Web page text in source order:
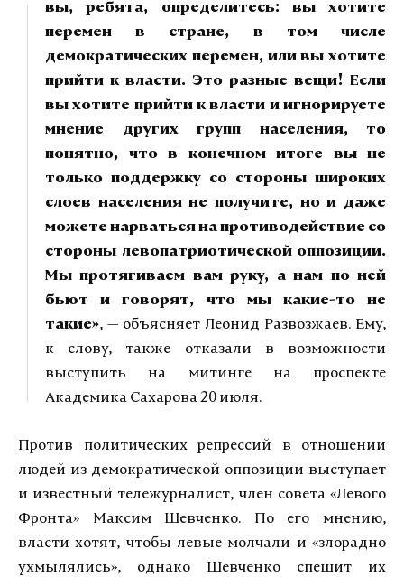
вы, ребята, определитесь: вы хотите
перемен в стране, в том числе
демократических перемен, или вы хотите
прийти к власти. Это разные вещи! Если
вы хотите прийти к власти и игнорируете
мнение других групп населения, то
понятно, что в конечном итоге вы не
только поддержку со стороны широких
слоев населения не получите, но и даже
можете нарваться на противодействие со
стороны левопатриотической оппозиции.
Мы протягиваем вам руку, а нам по ней
бьют и говорят, что мы какие-то не
такие», — объясняет Леонид Развозжаев. Ему,
к слову, также отказали в возможности
выступить на митинге на проспекте
Академика Сахарова 20 июля.
Против политических репрессий в отношении
людей из демократической оппозиции выступает
и известный тележурналист, член совета «Левого
Фронта» Максим Шевченко. По его мнению,
власти хотят, чтобы левые молчали и «злорадно
ухмылялись», однако Шевченко спешит их